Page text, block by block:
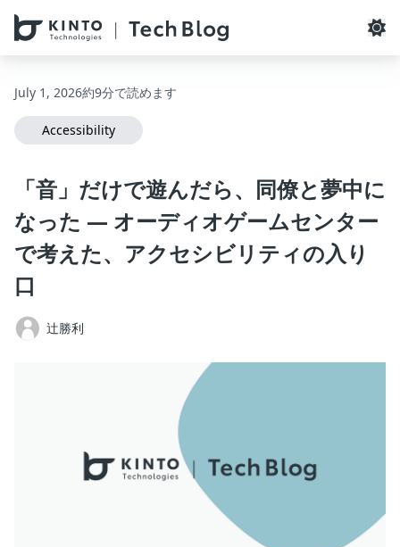
本文へスキップ / Skip to main content
July 1, 2026約9分で読めます
Accessibility
「音」だけで遊んだら、同僚と夢中に
なった ― オーディオゲームセンター
で考えた、アクセシビリティの入り
口
辻勝利